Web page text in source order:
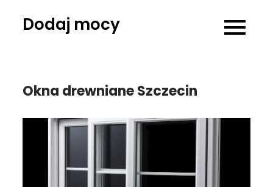
Dodaj mocy
Okna drewniane Szczecin